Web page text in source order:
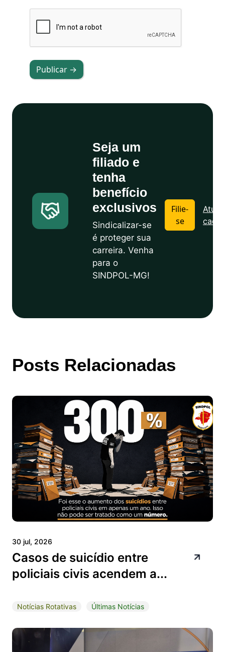
Publicar →
Seja um
filiado e
tenha
benefício
exclusivos
Sindicalizar-se
é proteger sua
carreira. Venha
para o
SINDPOL-MG!
Filie-
se
Posts Relacionadas
30 jul, 2026
Casos de suicídio entre
policiais civis acendem a...
Notícias Rotativas Últimas Notícias